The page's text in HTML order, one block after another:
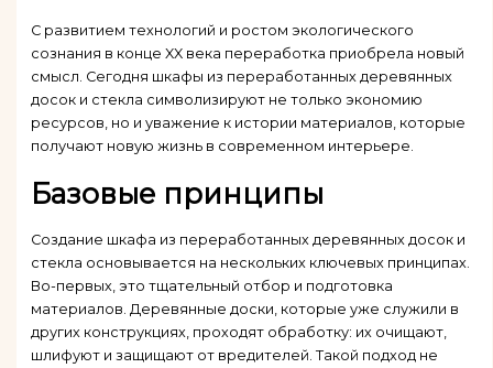
С развитием технологий и ростом экологического
сознания в конце XX века переработка приобрела новый
смысл. Сегодня шкафы из переработанных деревянных
досок и стекла символизируют не только экономию
ресурсов, но и уважение к истории материалов, которые
получают новую жизнь в современном интерьере.
Базовые принципы
Создание шкафа из переработанных деревянных досок и
стекла основывается на нескольких ключевых принципах.
Во-первых, это тщательный отбор и подготовка
материалов. Деревянные доски, которые уже служили в
других конструкциях, проходят обработку: их очищают,
шлифуют и защищают от вредителей. Такой подход не